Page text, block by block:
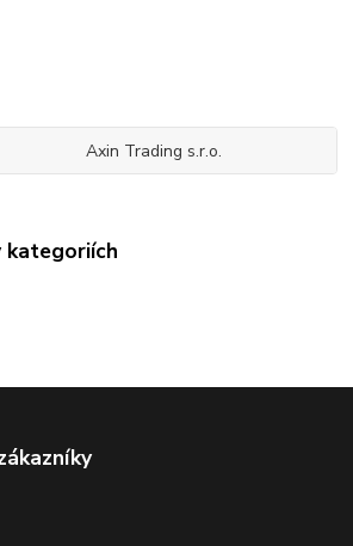
Axin Trading s.r.o.
kategoriích